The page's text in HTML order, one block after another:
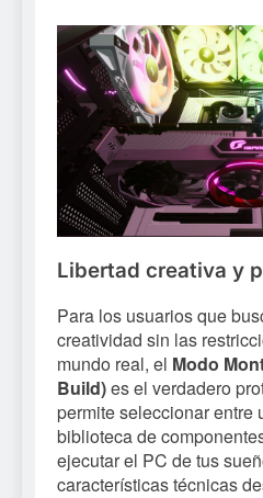
Libertad creativa y
Para los usuarios que
creatividad sin las
mundo real, el Modo
Build)es el verdadero
permite seleccionar entre
biblioteca de
ejecutar el PC de tus
características técnicas